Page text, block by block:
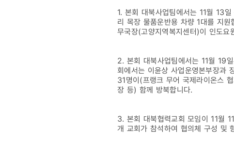
및
지원
1. 본회 대북사업팀에서는 11월 13
리 목장 물품운반용 차량 1대를 지
무국장(고양지역복지센터)이 인도
2. 본회 대북사업팀에서는 11월 19
회에서는 이윤상 사업운영본부장과
31명이(프랭크 무어 국제라이온스
장 등) 함께 방북합니다.
3. 본회 대북협력교회 모임이 11월
개 교회가 참석하여 협의체 구성 및